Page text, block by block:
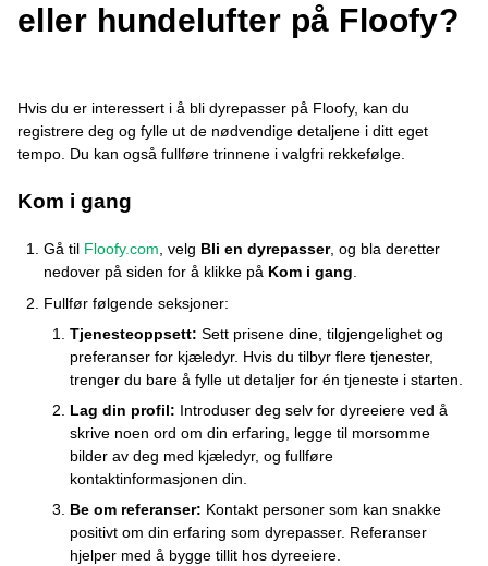
eller hundelufter på Floofy?
Hvis du er interessert i å bli dyrepasser på Floofy, kan du
registrere deg og fylle ut de nødvendige detaljene i ditt eget
tempo. Du kan også fullføre trinnene i valgfri rekkefølge.
Kom i gang
Gå til Floofy.com, velg Bli en dyrepasser, og bla deretter
nedover på siden for å klikke på Kom i gang.
Fullfør følgende seksjoner:
Tjenesteoppsett: Sett prisene dine, tilgjengelighet og
preferanser for kjæledyr. Hvis du tilbyr flere tjenester,
trenger du bare å fylle ut detaljer for én tjeneste i starten.
Lag din profil: Introduser deg selv for dyreeiere ved å
skrive noen ord om din erfaring, legge til morsomme
bilder av deg med kjæledyr, og fullføre
kontaktinformasjonen din.
Be om referanser: Kontakt personer som kan snakke
positivt om din erfaring som dyrepasser. Referanser
hjelper med å bygge tillit hos dyreeiere.